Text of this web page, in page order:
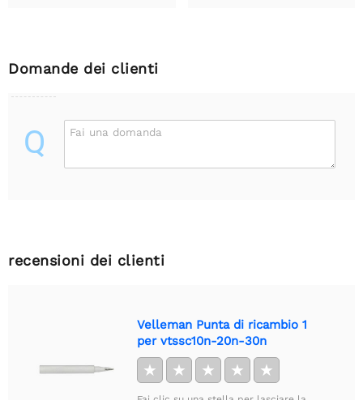
Domande dei clienti
Q Fai una domanda
recensioni dei clienti
Velleman Punta di ricambio 1
per vtssc10n-20n-30n
★ ★ ★ ★ ★